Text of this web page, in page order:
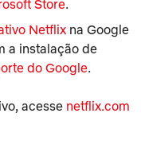
Store.
Netflix na Google
a instalação de
do Google.
acesse netflix.com